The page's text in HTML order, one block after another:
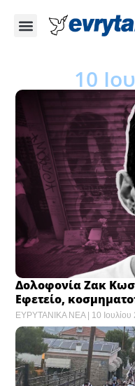
10
Δολοφονία Ζακ
Εφετείο,
ΕΥΡΥΤΑΝΙΚΑ ΝΕΑ 10 Ιουλίου